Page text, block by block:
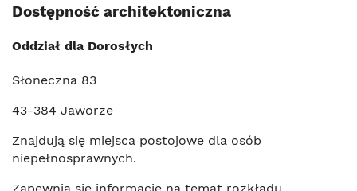
Dostępność architektoniczna
Oddział dla Dorosłych
Słoneczna 83
43-384 Jaworze
Znajdują się miejsca postojowe dla osób
niepełnosprawnych.